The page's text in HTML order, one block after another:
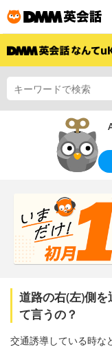
道路の右(左)側
て言うの？
交通誘導している時な